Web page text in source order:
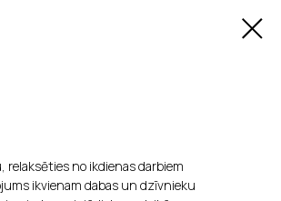
no ikdienas darbiem
ikvienam dabas un dzīvnieku